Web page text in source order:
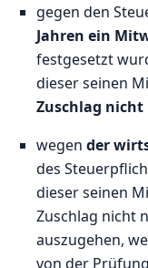
gegen den
Jahren ein
festgesetzt
dieser seinen
Zuschlag
wegender
des
dieser seinen
Zuschlag nicht
auszugehen,
von der